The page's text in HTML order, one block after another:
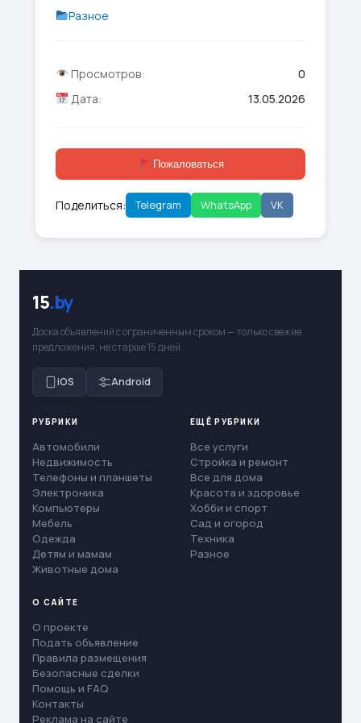
Разное
Просмотров:
0
Дата:
13.05.2026
Пожаловаться
Поделиться: Telegram WhatsApp VK
15.by
Доска объявлений с ограниченным сроком — только свежие
предложения, не старше 15 дней.
iOS Android
РУБРИКИ
Автомобили
Недвижимость
Телефоны и планшеты
Электроника
Компьютеры
Мебель
Одежда
Детям и мамам
Животные дома
ЕЩЁ РУБРИКИ
Все услуги
Стройка и ремонт
Все для дома
Красота и здоровье
Хобби и спорт
Сад и огород
Техника
Разное
О САЙТЕ
О проекте
Подать объявление
Правила размещения
Безопасные сделки
Помощь и FAQ
Контакты
Реклама на сайте